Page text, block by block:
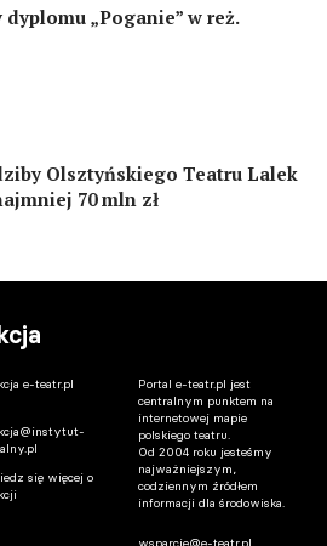
„Poganie” w reż.
Olsztyńskiego Teatru Lalek
70 mln zł
e-teatr.pl
się więcej o
Portal e-teatr.pl jest
centralnym punktem na
internetowej mapie
polskiego teatru.
Od 2004 roku jesteśmy
najważniejszym,
codziennym źródłem
informacji dla środowiska.